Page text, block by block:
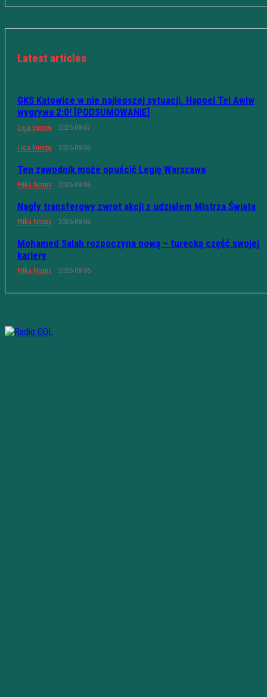
Latest articles
GKS Katowice w nie najleoszej sytuacji. Hapoel Tel Awiw
wygrywa 2:0! [PODSUMOWANIE]
Liga Europy 2026-08-07
Liga Europy 2026-08-06
Ten zawodnik może opuścić Legię Warszawa
Piłka Nożna 2026-08-06
Nagły transferowy zwrot akcji z udziałem Mistrza Świata
Piłka Nożna 2026-08-06
Mohamed Salah rozpoczyna nową – turecką część swojej
kariery
Piłka Nożna 2026-08-06